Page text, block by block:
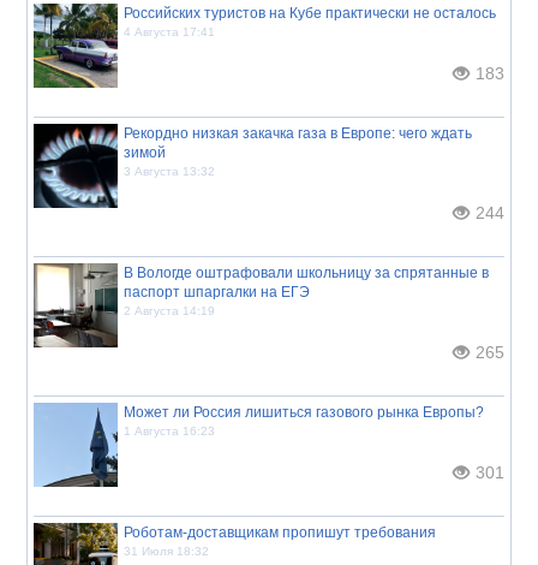
Российских туристов на Кубе практически не осталось
4 Августа 17:41
183
Рекордно низкая закачка газа в Европе: чего ждать
зимой
3 Августа 13:32
244
В Вологде оштрафовали школьницу за спрятанные в
паспорт шпаргалки на ЕГЭ
2 Августа 14:19
265
Может ли Россия лишиться газового рынка Европы?
1 Августа 16:23
301
Роботам-доставщикам пропишут требования
31 Июля 18:32